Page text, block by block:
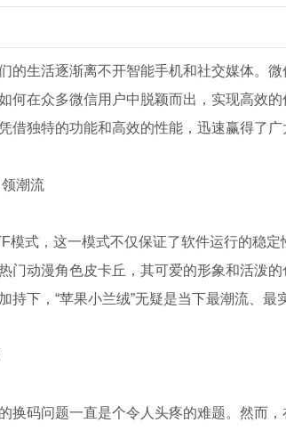
的生活逐渐离不开智能手机和社交媒体。
何在众多微信用户中脱颖而出，实现高效
借独特的功能和高效的性能，迅速赢得了广
潮流
模式，这一模式不仅保证了软件运行的稳
门动漫角色皮卡丘，其可爱的形象和活泼
持下，“苹果小兰绒”无疑是当下最潮流、最
换码问题一直是个令人头疼的难题。然而